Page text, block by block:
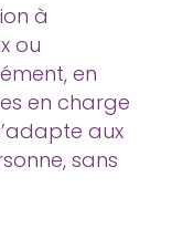
à
ou
en
en charge
aux
sans